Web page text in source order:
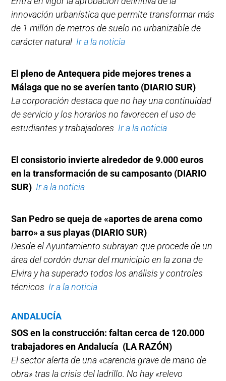
innovación urbanística que permite transformar más
de 1 millón de metros de suelo no urbanizable de
carácter natural Ir a la noticia
El pleno de Antequera pide mejores trenes a
Málaga que no se averíen tanto (DIARIO SUR)
La corporación destaca que no hay una continuidad
de servicio y los horarios no favorecen el uso de
estudiantes y trabajadores Ir a la noticia
El consistorio invierte alrededor de 9.000 euros
en la transformación de su camposanto (DIARIO
SUR) Ir a la noticia
San Pedro se queja de «aportes de arena como
barro» a sus playas (DIARIO SUR)
Desde el Ayuntamiento subrayan que procede de un
área del cordón dunar del municipio en la zona de
Elvira y ha superado todos los análisis y controles
técnicos Ir a la noticia
ANDALUCÍA
SOS en la construcción: faltan cerca de 120.000
trabajadores en Andalucía (LA RAZÓN)
El sector alerta de una «carencia grave de mano de
obra» tras la crisis del ladrillo. No hay «relevo